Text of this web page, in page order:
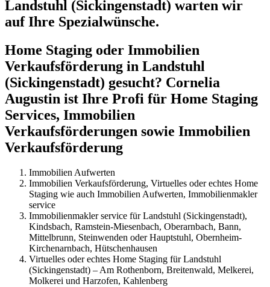
Landstuhl (Sickingenstadt) warten wir
auf Ihre Spezialwünsche.
Home Staging oder Immobilien
Verkaufsförderung in Landstuhl
(Sickingenstadt) gesucht? Cornelia
Augustin ist Ihre Profi für Home Staging
Services, Immobilien
Verkaufsförderungen sowie Immobilien
Verkaufsförderung
Immobilien Aufwerten
Immobilien Verkaufsförderung, Virtuelles oder echtes Home
Staging wie auch Immobilien Aufwerten, Immobilienmakler
service
Immobilienmakler service für Landstuhl (Sickingenstadt),
Kindsbach, Ramstein-Miesenbach, Oberarnbach, Bann,
Mittelbrunn, Steinwenden oder Hauptstuhl, Obernheim-
Kirchenarnbach, Hütschenhausen
Virtuelles oder echtes Home Staging für Landstuhl
(Sickingenstadt) – Am Rothenborn, Breitenwald, Melkerei,
Molkerei und Harzofen, Kahlenberg